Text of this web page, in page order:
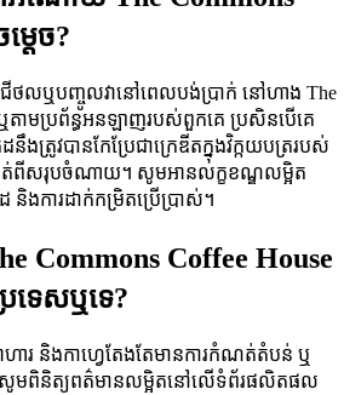
តេច?
ឌីជីថលឬបញ្ចូលវានៅពេលបង់ប្រាក់ នៅហាង The
ឬតាមប្រព័ន្ធអនឡាញរបស់ពួកគេ ប្រសិនបើគេ
ងត្រូវបានកែប្រែជាក្រេឌីតក្នុងវិក្កយបត្ររបស់
ាត់ពីសរុបចំណាយ។ សូមអានលក្ខខណ្ឌលម្អិត
និងការដាក់កម្រិតប្រើប្រាស់។
Commons Coffee House
ទេសឬទេ?
រ និងកាហ្វេតែងតែមានការកំណត់តំបន់ ឬ
សូមពិនិត្យពត៌មានលម្អិតនៅលើទំព័រផលិតផល